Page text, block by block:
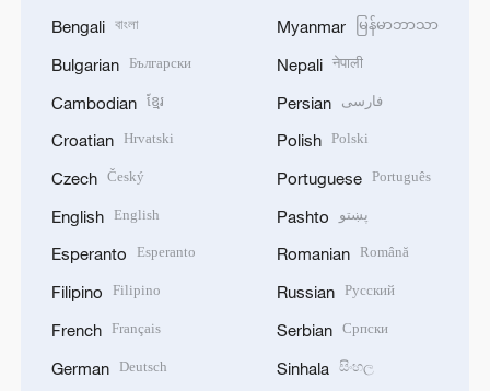
Bengali বাংলা
Bulgarian Български
Cambodian ខ្មែរ
Croatian Hrvatski
Czech Český
English English
Esperanto Esperanto
Filipino Filipino
French Français
German Deutsch
Myanmar မြန်မာဘာသာ
Nepali नेपाली
Persian فارسی
Polish Polski
Portuguese Português
Pashto پښتو
Romanian Română
Russian Русский
Serbian Српски
Sinhala සිංහල